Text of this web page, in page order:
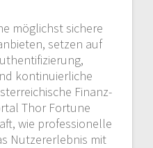
möglichst sichere
setzen auf
kontinuierliche
Finanz-
Thor Fortune
wie professionelle
Nutzererlebnis mit